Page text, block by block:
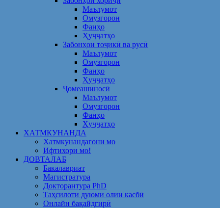
Маълумот
Омузгорон
Фанҳо
Ҳуҷҷатҳо
Забонҳои тоҷикӣ ва русӣ
Маълумот
Омузгорон
Фанҳо
Ҳуҷҷатҳо
Ҷомеашиносӣ
Маълумот
Омузгорон
Фанҳо
Ҳуҷҷатҳо
ХАТМКУНАНДА
Хатмкунандагони мо
Ифтихори мо!
ДОВТАЛАБ
Бакалавриат
Магистратура
Докторантура PhD
Таҳсилоти дуюми олии касбӣ
Онлайн бақайдгирӣ